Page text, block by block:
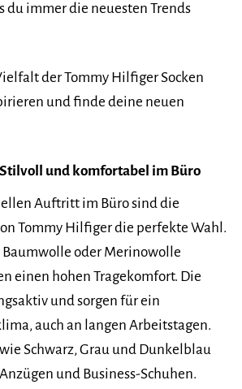
du immer die neuesten Trends
der Tommy Hilfiger Socken
und finde deine neuen
Stilvoll und komfortabel im Büro
Auftritt im Büro sind die
Tommy Hilfiger die perfekte Wahl.
Baumwolle oder Merinowolle
einen hohen Tragekomfort. Die
und sorgen für ein
auch an langen Arbeitstagen.
Schwarz, Grau und Dunkelblau
und Business-Schuhen.